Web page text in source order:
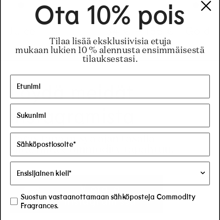
Regular price
–
Löydä meidät
Instagramista
Paras tapa pysyä ajan tasalla
siitä, mitä Commodity tapahtuu.
Vieraile
Instagramissa
Ota 10% pois
Tilaa lisää eksklusiivisia etuja
mukaan lukien 10 % alennusta ensimmäisestä
tilauksestasi.
Suostun vastaanottamaan sähköposteja Commodity
Fragrances.